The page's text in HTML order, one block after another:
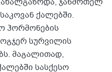
ქალებში.
ჰორმონების
სურვილის
მაგალითად,
სასქესო